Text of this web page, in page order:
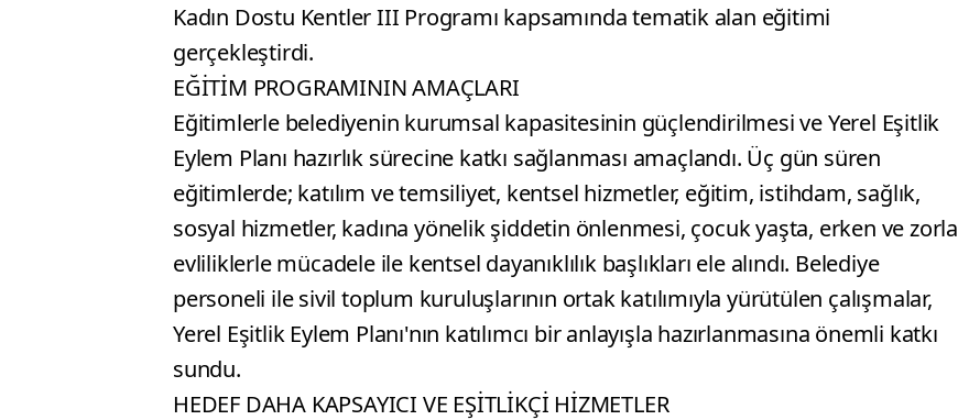
Kadın Dostu Kentler III Programı kapsamında tematik alan eğitimi
gerçekleştirdi.
EĞİTİM PROGRAMININ AMAÇLARI
Eğitimlerle belediyenin kurumsal kapasitesinin güçlendirilmesi ve Yerel Eşitlik
Eylem Planı hazırlık sürecine katkı sağlanması amaçlandı. Üç gün süren
eğitimlerde; katılım ve temsiliyet, kentsel hizmetler, eğitim, istihdam, sağlık,
sosyal hizmetler, kadına yönelik şiddetin önlenmesi, çocuk yaşta, erken ve zorla
evliliklerle mücadele ile kentsel dayanıklılık başlıkları ele alındı. Belediye
personeli ile sivil toplum kuruluşlarının ortak katılımıyla yürütülen çalışmalar,
Yerel Eşitlik Eylem Planı'nın katılımcı bir anlayışla hazırlanmasına önemli katkı
sundu.
HEDEF DAHA KAPSAYICI VE EŞİTLİKÇİ HİZMETLER